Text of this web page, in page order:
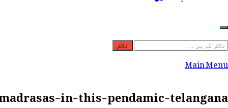
تلاش
کریں
Main Menu
in-this-pendamic-telangana-